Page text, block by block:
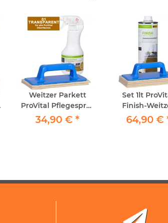
Weitzer Parkett
ProVital Pflegespray
500ml Farblos - 1x
Handpadhalter - 2x
34,90 € *
Set 1lt
Finish-
Parkett
1xPadhalter
64,90 €